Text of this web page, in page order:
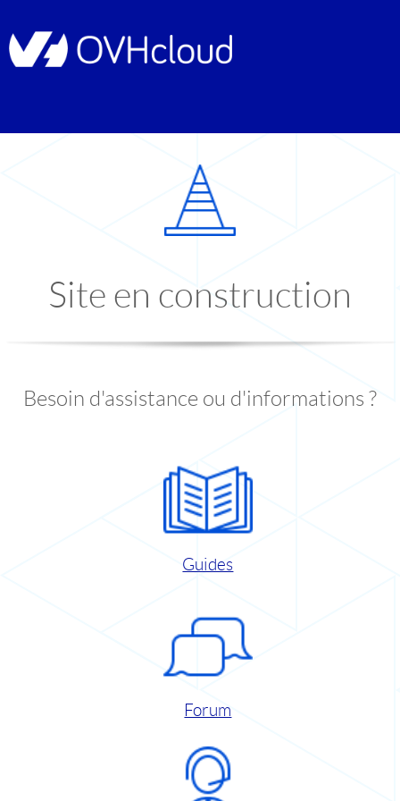
Site en construction
Besoin d'assistance ou d'informations ?
Guides
Forum